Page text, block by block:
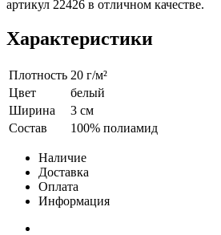
артикул 22426 в отличном качестве.
Характеристики
Плотность 20 г/м²
Цвет
белый
Ширина
3 см
Состав
100% полиамид
Наличие
Доставка
Оплата
Информация